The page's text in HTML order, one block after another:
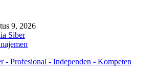
9, 2026
Siber
- Profesional - Independen - Kompeten